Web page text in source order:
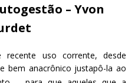
– Yvon
uso corrente, desde
bem anacrônico justapô-la ao